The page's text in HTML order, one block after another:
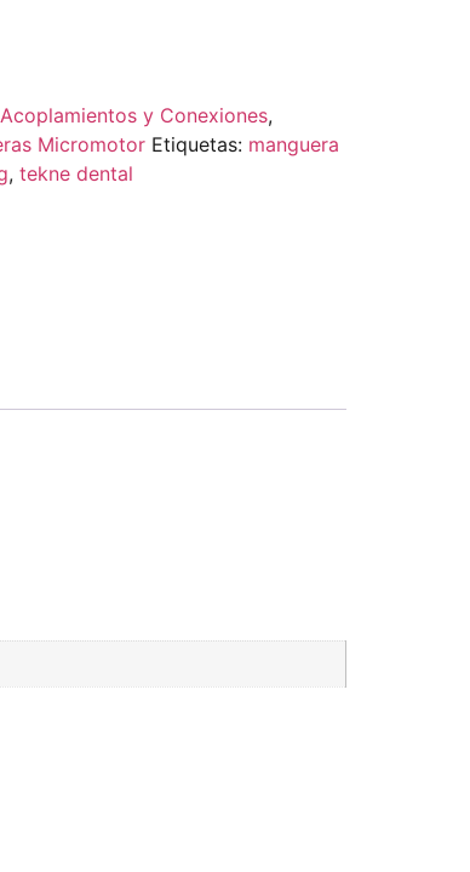
Acoplamientos y Conexiones,
Micromotor Etiquetas: manguera
, tekne dental